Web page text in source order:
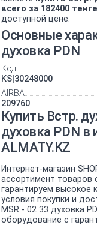
всего за 182400 тенге
доступной цене.
Основные
духовка PDN
Код
KS|30248000
AIRBA
209760
Купить Встр.
духовка PDN в
ALMATY.KZ
Интернет-магазин
ассортимент товаров
гарантируем высокое
условия покупки и
MSR - 02 33 духовка
оборудование с